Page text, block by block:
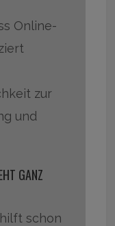
Online-
zur
und
GANZ
schon